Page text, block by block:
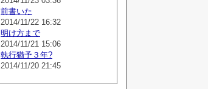
前書いた
2014/11/22 16:32
明け方まで
2014/11/21 15:06
執行猶予３年?
2014/11/20 21:45